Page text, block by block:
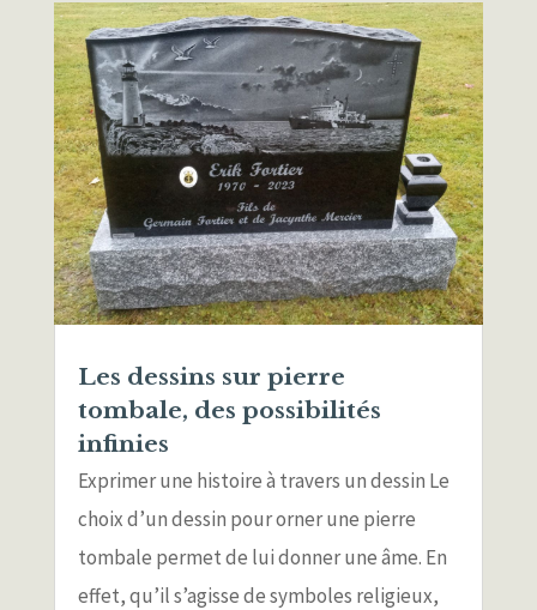
Les dessins sur pierre
tombale, des possibilités
infinies
Exprimer une histoire à travers un dessin Le
choix d’un dessin pour orner une pierre
tombale permet de lui donner une âme. En
effet, qu’il s’agisse de symboles religieux,